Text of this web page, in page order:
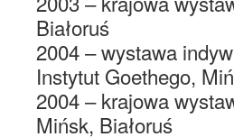
Białoruś
2004 – wystawa
Instytut Goethego,
2004 – krajowa
Mińsk, Białoruś